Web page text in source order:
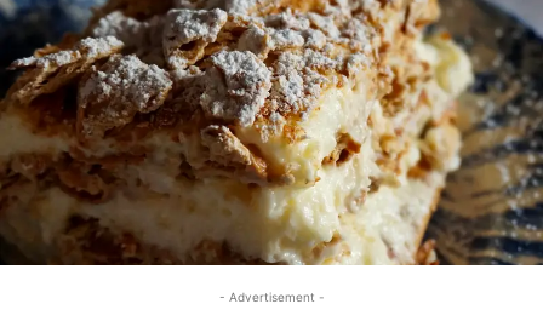
- Advertisement -